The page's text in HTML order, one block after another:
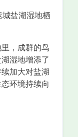
盐湖湿地栖
，成群的鸟
湿地增添了
加大对盐湖
环境持续向